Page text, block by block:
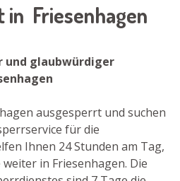
in Friesenhagen
und glaubwürdiger
ausgesperrt und suchen
für die
Ihnen 24 Stunden am Tag,
in Friesenhagen. Die